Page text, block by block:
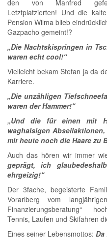
den von Manfred
Letztplatzierten! Und die
Pension Wilma blieb
Gazpacho gemeint!?
„Die Nachtskispringen in
waren echt cool!“
Vielleicht bekam Stefan ja da
Karriere.
„Die unzähligen
waren der Hammer!“
„Und die für einen mit
waghalsigen
mir heute noch die Haare zu
Auch das hören wir immer
geprägt, ich glaube
ehrgeizig!“
Der 3fache, begeisterte
Vorarlberg vom
Finanzierungsberatung“
Tennis, Laufen und Skifahren
Eines seiner Lebensmottos: